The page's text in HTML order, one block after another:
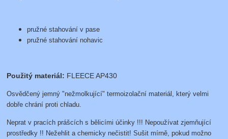
pružné stahování v pase
pružné stahování nohavic
Použitý materiál: FLEECE AP430
Osvědčený jemný "nežmolkující" termoizolační materiál, který velmi
dobře chrání proti chladu.
Neprat v pracích prášcích s bělicími účinky !!! Nepoužívat zjemňující
prostředky !! Nežehlit a chemicky nečistit! Sušit mírně, pokud možno